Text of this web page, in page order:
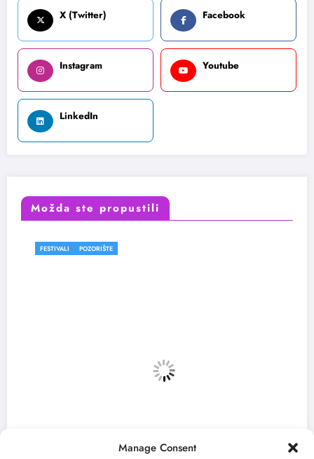
Manage Consent
X (Twitter) Facebook
Instagram Youtube
LinkedIn
Možda ste propustili
FESTIVALI POZORIŠTE